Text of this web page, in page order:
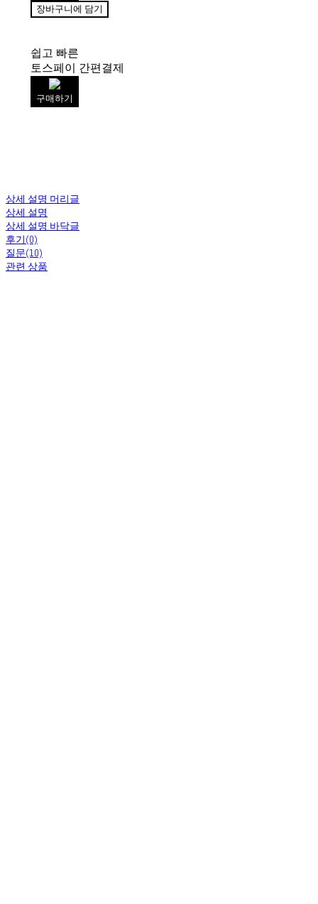
장바구니에 담기
쉽고 빠른
토스페이 간편결제
구매하기
상세 설명 머리글
상세 설명
상세 설명 바닥글
후기(0)
질문(10)
관련 상품